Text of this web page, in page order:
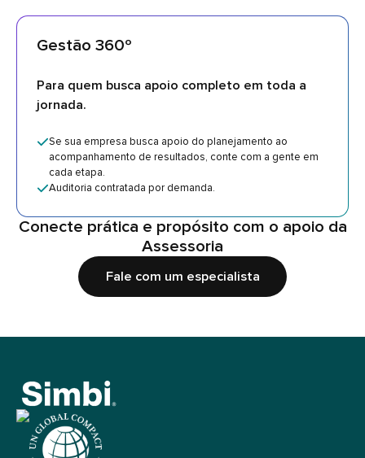
Gestão 360º
Para quem busca apoio completo em toda a
jornada.
Se sua empresa busca apoio do planejamento ao
acompanhamento de resultados, conte com a gente em
cada etapa.
Auditoria contratada por demanda.
Conecte prática e propósito com o apoio da
Assessoria
Fale com um especialista